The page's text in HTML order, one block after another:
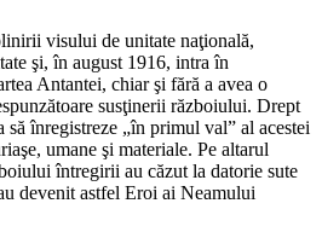
visului de unitate naţională,
şi, în august 1916, intra în
Antantei, chiar şi fără a avea o
susţinerii războiului. Drept
să înregistreze „în primul val” al acestei
umane şi materiale. Pe altarul
întregirii au căzut la datorie sute
devenit astfel Eroi ai Neamului